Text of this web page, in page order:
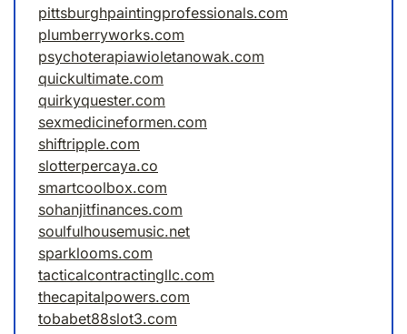
pittsburghpaintingprofessionals.com
plumberryworks.com
psychoterapiawioletanowak.com
quickultimate.com
quirkyquester.com
sexmedicineformen.com
shiftripple.com
slotterpercaya.co
smartcoolbox.com
sohanjitfinances.com
soulfulhousemusic.net
sparklooms.com
tacticalcontractingllc.com
thecapitalpowers.com
tobabet88slot3.com